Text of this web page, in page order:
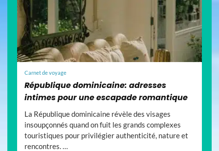
Carnet de voyage
République dominicaine: adresses
intimes pour une escapade romantique
La République dominicaine révèle des visages
insoupçonnés quand on fuit les grands complexes
touristiques pour privilégier authenticité, nature et
rencontres. …